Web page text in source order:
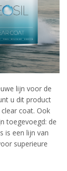
lijn voor de
u dit product
coat. Ook
toegevoegd: de
is een lijn van
superieure